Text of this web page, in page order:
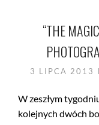
“THE
3 LIPCA 2013
W zeszłym
kolejnych dwóch